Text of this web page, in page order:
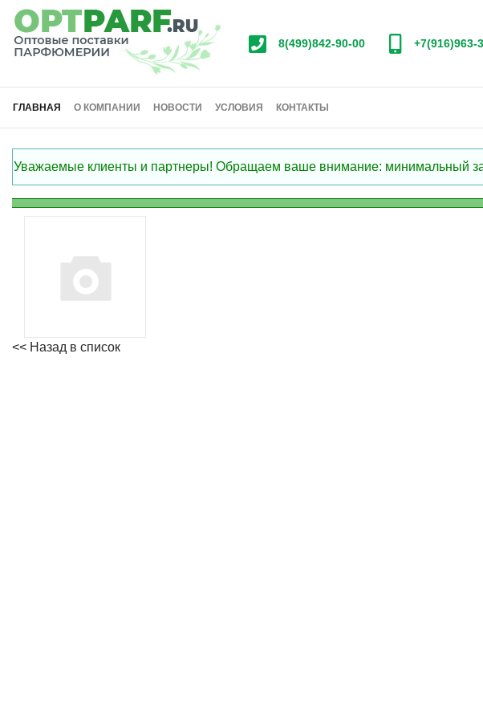
8(499)842-90-00 +7(916)963-
ГЛАВНАЯ О КОМПАНИИ НОВОСТИ УСЛОВИЯ КОНТАКТЫ
Уважаемые клиенты и партнеры! Обращаем ваше внимание: минимальный
<< Назад в список